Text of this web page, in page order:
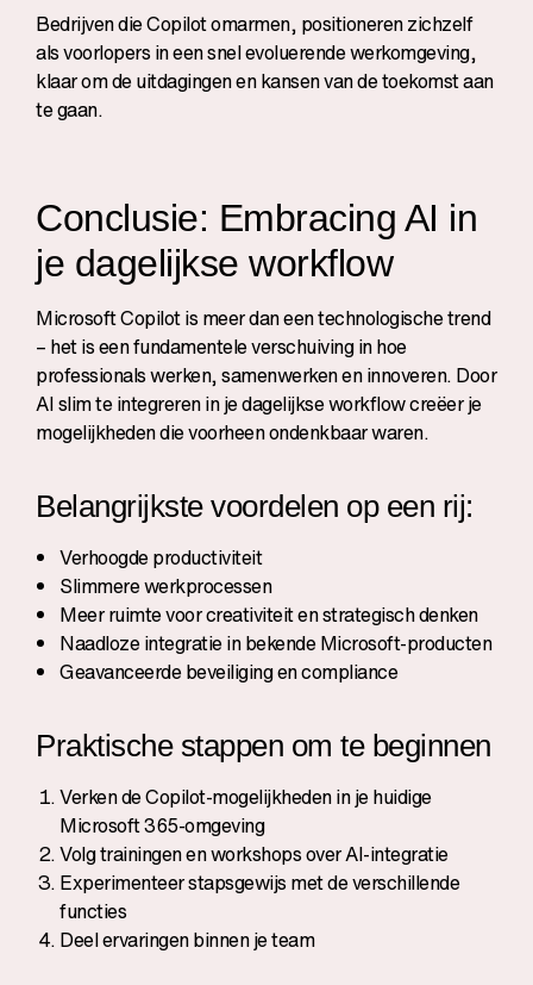
Bedrijven die Copilot omarmen, positioneren zichzelf
als voorlopers in een snel evoluerende werkomgeving,
klaar om de uitdagingen en kansen van de toekomst aan
te gaan.
Conclusie: Embracing AI in
je dagelijkse workflow
Microsoft Copilot is meer dan een technologische trend
– het is een fundamentele verschuiving in hoe
professionals werken, samenwerken en innoveren. Door
AI slim te integreren in je dagelijkse workflow creëer je
mogelijkheden die voorheen ondenkbaar waren.
Belangrijkste voordelen op een rij:
Verhoogde productiviteit
Slimmere werkprocessen
Meer ruimte voor creativiteit en strategisch denken
Naadloze integratie in bekende Microsoft-producten
Geavanceerde beveiliging en compliance
Praktische stappen om te beginnen
Verken de Copilot-mogelijkheden in je huidige
Microsoft 365-omgeving
Volg trainingen en workshops over AI-integratie
Experimenteer stapsgewijs met de verschillende
functies
Deel ervaringen binnen je team